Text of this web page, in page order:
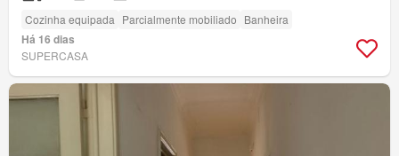
Cozinha equipada Parcialmente mobiliado Banheira
Há 16 dias
SUPERCASA